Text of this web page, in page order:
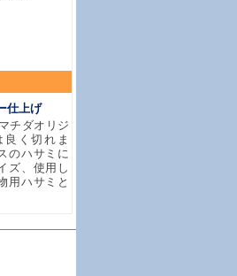
仕上げ
チダオリジ
く切れま
のハサミに
ズ、使用し
用ハサミと